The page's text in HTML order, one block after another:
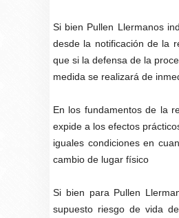
Si bien Pullen Llermanos
desde la notificación de la
que si la defensa de la
medida se realizará de
En los fundamentos de la
expide a los efectos
iguales condiciones en
cambio de lugar físico
Si bien para Pullen
supuesto riesgo de vida